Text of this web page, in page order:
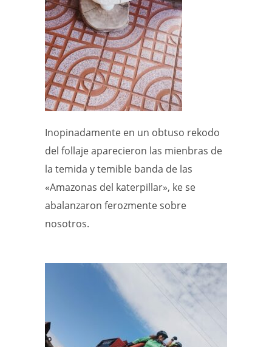
Inopinadamente en un obtuso rekodo
del follaje aparecieron las mienbras de
la temida y temible banda de las
«Amazonas del katerpillar», ke se
abalanzaron ferozmente sobre
nosotros.